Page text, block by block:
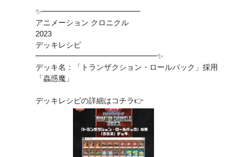
✨━━━━━━━━━━━━━
アニメーション クロニクル
2023
デッキレシピ
━━━━━━━━━━━━━━━━✨
デッキ名：「トランザクション・ロールバック」採用
「蟲惑魔」
デッキレシピの詳細はコチラ👉